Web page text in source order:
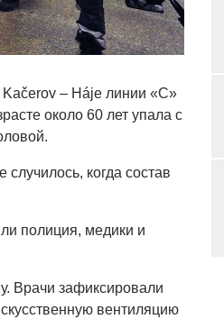
Kačerov – Háje линии «С»
около 60 лет упала с
когда состав
полиция, медики и
Врачи зафиксировали
вентиляцию